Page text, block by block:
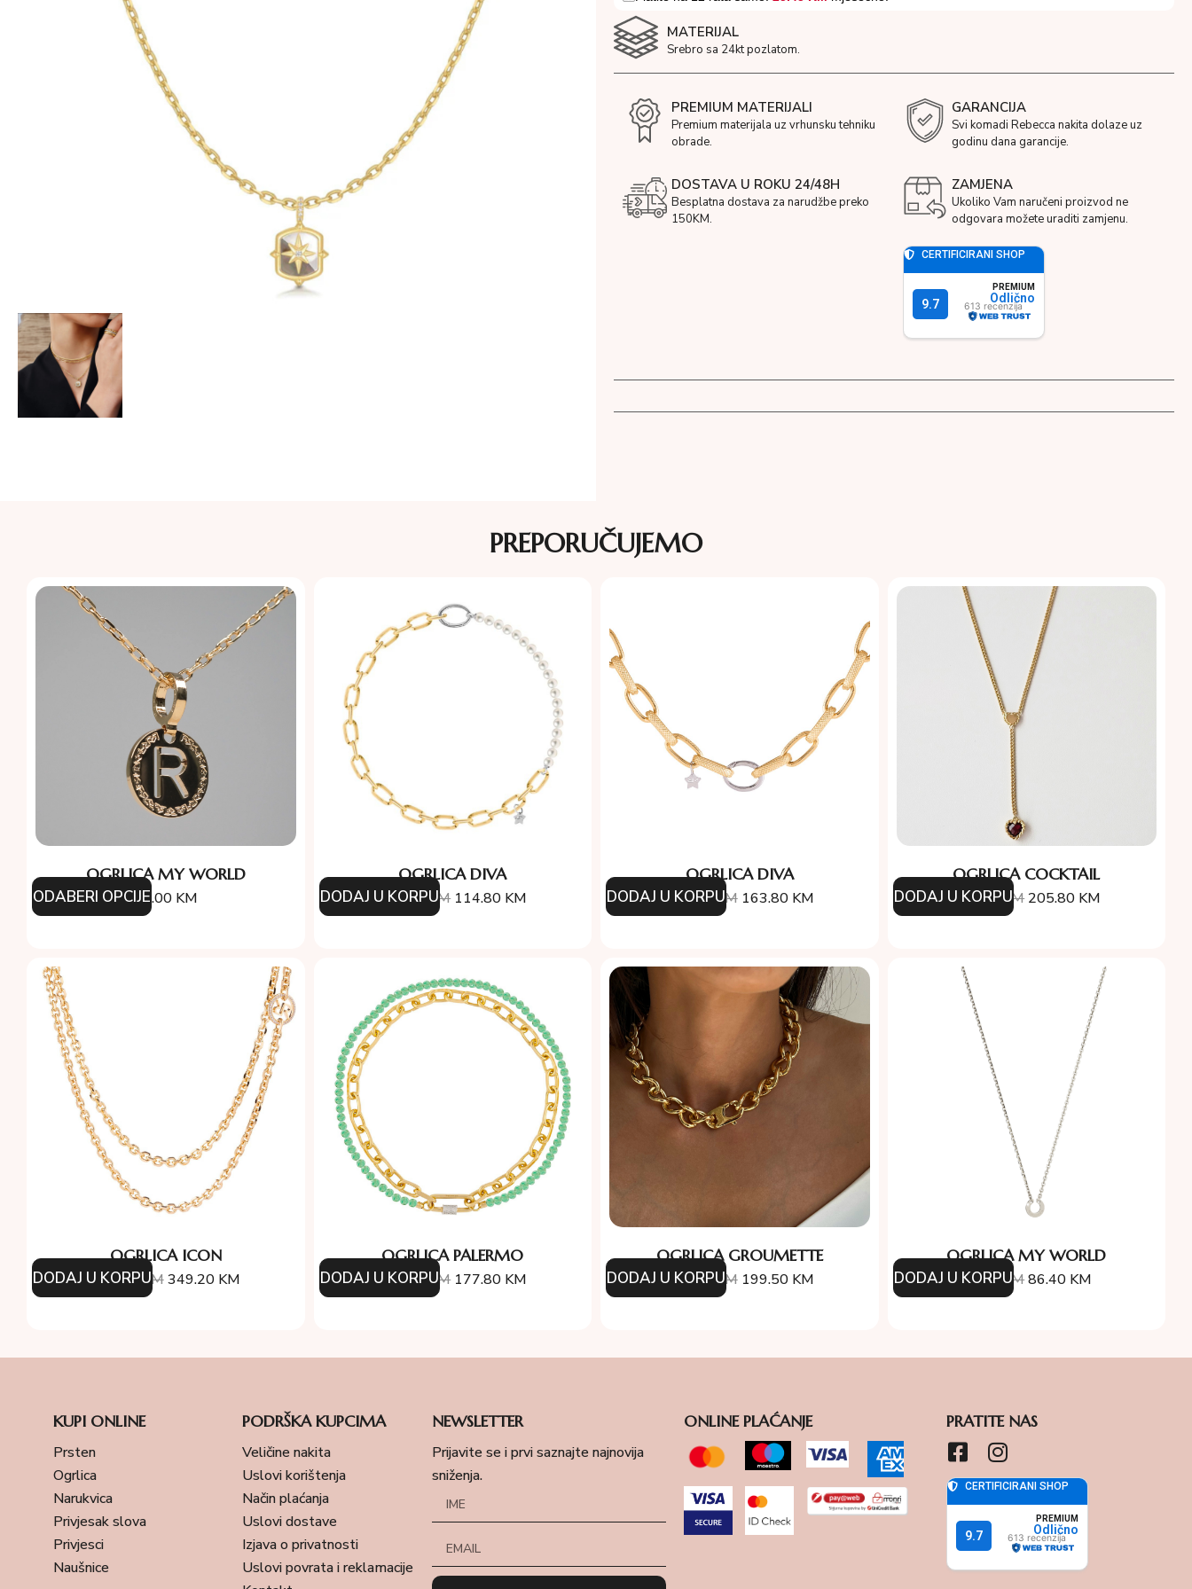
MATERIJAL
Srebro sa 24kt pozlatom.
PREMIUM MATERIJALI
Premium materijala uz vrhunsku tehniku
obrade.
GARANCIJA
Svi komadi Rebecca nakita dolaze uz
godinu dana garancije.
DOSTAVA U ROKU 24/48H
Besplatna dostava za narudžbe preko
150KM.
ZAMJENA
Ukoliko Vam naručeni proizvod ne
odgovara možete uraditi zamjenu.
PREPORUČUJEMO
OGRLICA MY WORLD
95.00 KM
ODABERI OPCIJE
OGRLICA DIVA
164.00KM 114.80 KM
DODAJ U KORPU
OGRLICA DIVA
234.00KM 163.80 KM
DODAJ U KORPU
OGRLICA COCKTAIL
294.00KM 205.80 KM
DODAJ U KORPU
OGRLICA ICON
388.00KM349.20 KM
DODAJ U KORPU
OGRLICA PALERMO
254.00KM 177.80 KM
DODAJ U KORPU
OGRLICA GROUMETTE
388.00KM 199.50 KM
DODAJ U KORPU
OGRLICA MY WORLD
96.00KM86.40 KM
DODAJ U KORPU
KUPI ONLINE
Prsten
Ogrlica
Narukvica
Privjesak slova
Privjesci
Naušnice
PODRŠKA KUPCIMA
Veličine nakita
Uslovi korištenja
Način plaćanja
Uslovi dostave
Izjava o privatnosti
Uslovi povrata i reklamacije
NEWSLETTER
Prijavite se i prvi saznajte najnovija
sniženja.
ONLINE PLAĆANJE PRATITE NAS